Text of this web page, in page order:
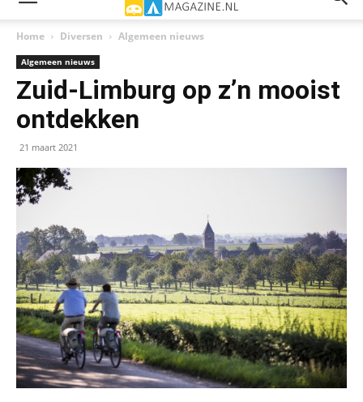
Home Diversen Algemeen nieuws
Algemeen nieuws
Zuid-Limburg op z’n mooist
ontdekken
21 maart 2021